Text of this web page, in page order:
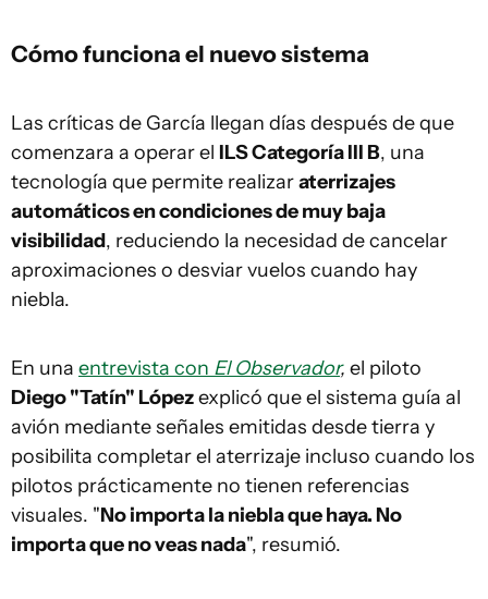
Cómo funciona el nuevo sistema
Las críticas de García llegan días después de que
comenzara a operar el ILS Categoría III B, una
tecnología que permite realizaraterrizajes
automáticos en condiciones de muy baja
visibilidad, reduciendo la necesidad de cancelar
aproximaciones o desviar vuelos cuando hay
niebla.
En una entrevista con El Observador, el piloto
Diego "Tatín" Lópezexplicó que el sistema guía al
avión mediante señales emitidas desde tierra y
posibilita completar el aterrizaje incluso cuando los
pilotos prácticamente no tienen referencias
visuales. "No importa la niebla que haya. No
importa que no veas nada", resumió.